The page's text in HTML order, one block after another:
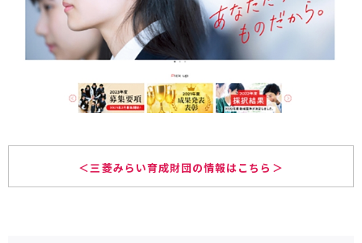
＜三菱みらい育成財団の情報はこちら＞